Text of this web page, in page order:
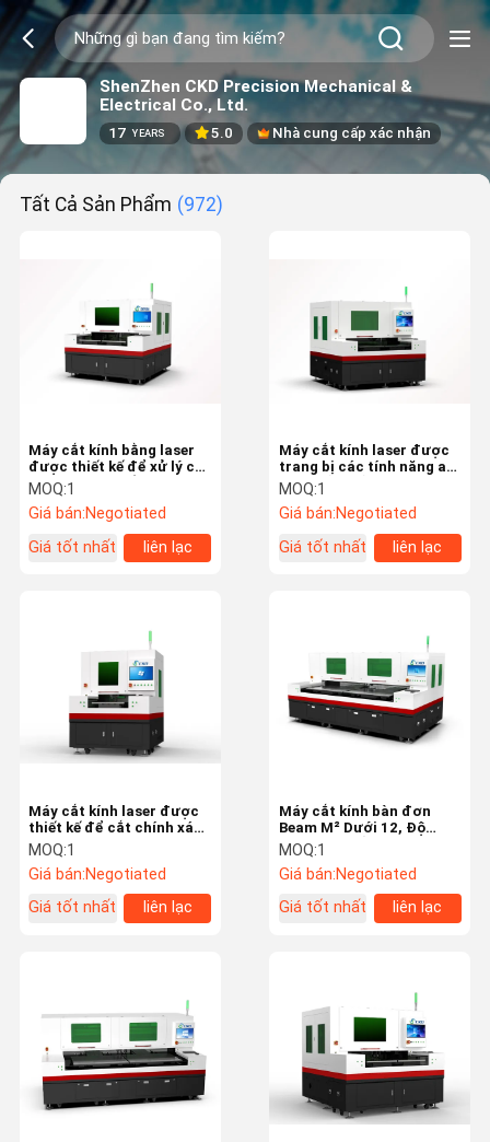
ShenZhen CKD Precision Mechanical &
Electrical Co., Ltd.
17 YEARS 5.0 Nhà cung cấp xác nhận
Tất Cả Sản Phẩm (972)
Máy cắt kính bằng laser
được thiết kế để xử lý cả
bề mặt kính phẳng và
cong mở rộng khả năng
ứng dụng
MOQ:1
Giá bán:Negotiated
Giá tốt nhất
liên lạc
Máy cắt kính laser được
trang bị các tính năng an
toàn đảm bảo vận hành
an toàn trong các tác vụ
cắt kính liên tục
MOQ:1
Giá bán:Negotiated
Giá tốt nhất
liên lạc
Máy cắt kính laser được
thiết kế để cắt chính xác
các loại kính khác nhau
trong môi trường sản
xuất và công nghiệp
MOQ:1
Giá bán:Negotiated
Giá tốt nhất
liên lạc
Máy cắt kính bàn đơn
Beam M² Dưới 12, Độ
chính xác cắt ±0.01mm,
Lý tưởng cho gia công
kính chính xác
MOQ:1
Giá bán:Negotiated
Giá tốt nhất
liên lạc